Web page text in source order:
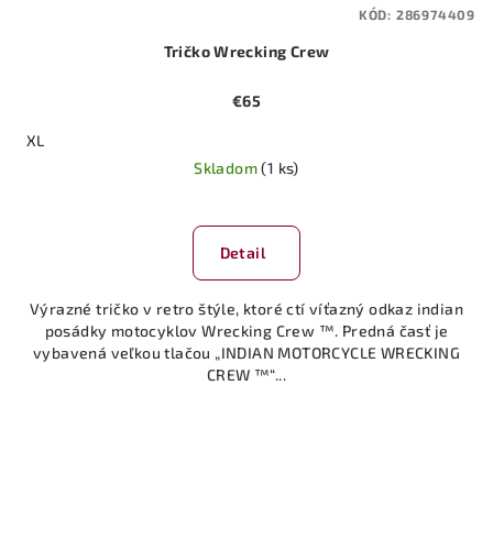
Tričko Wrecking Crew
€65
XL
Skladom(1 ks)
Detail
Výrazné tričko v retro štýle, ktoré ctí víťazný odkaz indian
posádky motocyklov Wrecking Crew ™. Predná časť je
vybavená veľkou tlačou „INDIAN MOTORCYCLE WRECKING
CREW ™“...
KÓD: 286974409